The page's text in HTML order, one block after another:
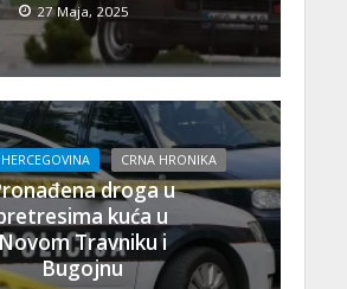
27 Maja, 2025
CRNA HRONIKA
droga u
kuća u
Novom Travniku i
Bugojnu